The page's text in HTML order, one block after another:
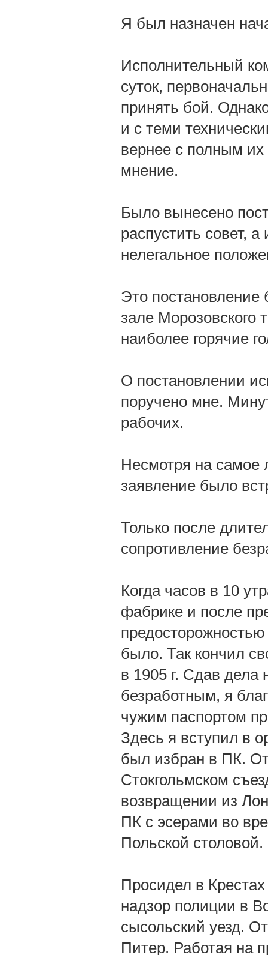
Я был назначен
Исполнительный
суток,
принять бой.
и с теми
вернее с полным
мнение.
Было вынесено
распустить совет,
нелегальное
Это
зале Морозовского
наиболее горячие
О постановлении
поручено мне.
рабочих.
Несмотря на самое
заявление было
Только после
сопротивление
Когда часов в 10
фабрике и после
было. Так кончил
в 1905 г. Сдав
безработным, я
чужим паспортом
Здесь я вступил в
был избран в ПК.
Стокгольмском
возвращении из
ПК с эсерами во
Польской столовой.
Просидел в
надзор полиции в
сысольский уезд.
Питер. Работая на